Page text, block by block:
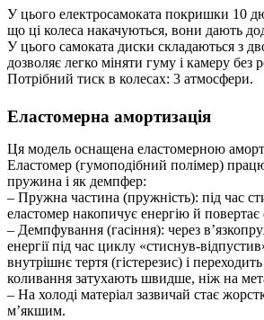
У цього електросамоката покришки 10
що ці колеса накачуються, вони дають
У цього самоката диски складаються з
дозволяє легко міняти гуму і камеру без
Потрібний тиск в колесах: 3 атмосфери.
Еластомерна амортизація
Ця модель оснащена еластомерною
Еластомер (гумоподібний полімер)
пружина і як демпфер:
– Пружна частина (пружність): під час
еластомер накопичує енергію й
– Демпфування (гасіння): через
енергії під час циклу «стиснув-
внутрішнє тертя (гістерезис) і
коливання затухають швидше, ніж на
– На холоді матеріал зазвичай стає
м’якшим.